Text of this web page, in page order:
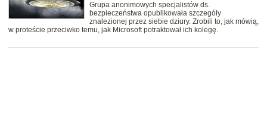
Grupa anonimowych specjalistów ds.
bezpieczeństwa opublikowała szczegóły
znalezionej przez siebie dziury. Zrobili to, jak mówią,
w proteście przeciwko temu, jak Microsoft potraktował ich kolegę.